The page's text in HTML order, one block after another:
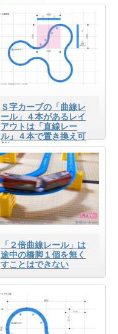
Ｓ字カーブの「曲線レ
ール」４本があるレイ
アウトは「直線レー
ル」４本で置き換え可
能
「２倍曲線レール」は
途中の橋脚１個を無く
すことはできない